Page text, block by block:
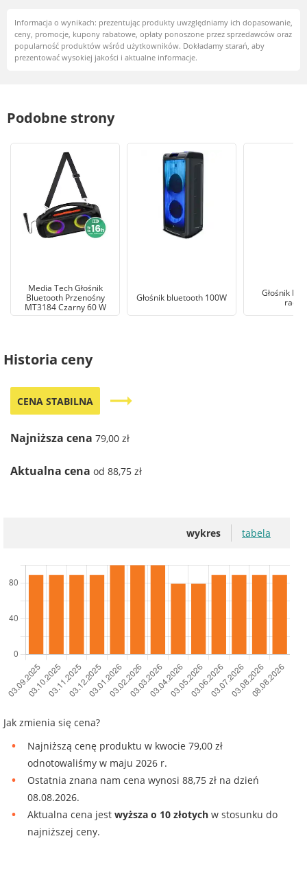
Informacja o wynikach: prezentując produkty uwzględniamy ich dopasowanie,
ceny, promocje, kupony rabatowe, opłaty ponoszone przez sprzedawców oraz
popularność produktów wśród użytkowników. Dokładamy starań, aby
prezentować wysokiej jakości i aktualne informacje.
Podobne strony
Media Tech Głośnik
Bluetooth Przenośny
MT3184 Czarny 60 W
Głośnik bluetooth 100W
Głośnik
Historia ceny
CENA STABILNA trending_flat
Najniższa cena 79,00 zł
Aktualna cena od 88,75 zł
wykres tabela
Jak zmienia się cena?
Najniższą cenę produktu w kwocie 79,00 zł
odnotowaliśmy w maju 2026 r.
Ostatnia znana nam cena wynosi 88,75 zł na dzień
08.08.2026.
Aktualna cena jest wyższa o 10 złotych w stosunku do
najniższej ceny.